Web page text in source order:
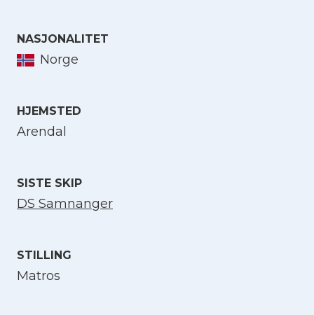
NASJONALITET
Norge
HJEMSTED
Arendal
SISTE SKIP
DS Samnanger
STILLING
Matros
Velg språk
Norsk bokmål